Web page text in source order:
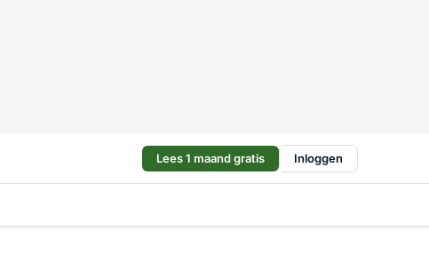
Lees 1 maand gratis Inloggen